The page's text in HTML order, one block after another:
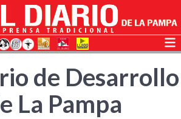
de Desarrollo
La Pampa